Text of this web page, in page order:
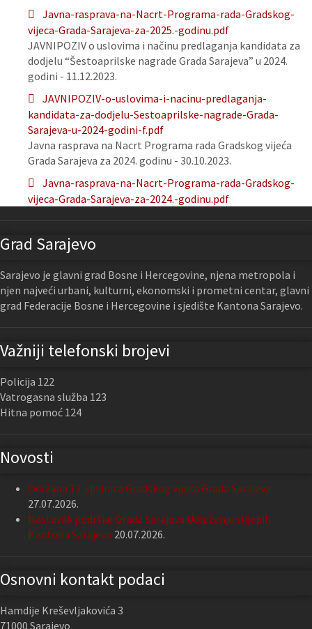
Javna-rasprava-na-Nacrt-Programa-rada-Gradskog-
vijeca-Grada-Sarajeva-za-2025.-godinu.pdf
JAVNIPOZIV o uslovima i načinu predlaganja kandidata za
dodjelu “Šestoaprilske nagrade Grada Sarajeva” u 2024.
godini - 11.12.2023.
JAVNIPOZIV-o-uslovima-i-nacinu-predlaganja-
kandidata-za-dodjelu-Sestoaprilske-nagrade-Grada-
Sarajeva-u-2024-godini-f.pdf
Javna rasprava na Nacrt Programa rada Gradskog vijeća
Grada Sarajeva za 2024. godinu - 30.10.2023.
Javna-rasprava-na-Nacrt-Programa-rada-Gradskog-
vijeca-Grada-Sarajeva-za-2024.-godinu.pdf
Grad Sarajevo
Sarajevo je glavni grad Bosne i Hercegovine, njena metropola i
njen najveći urbani, kulturni, ekonomski i prometni centar, glavni
grad Federacije Bosne i Hercegovine i sjedište Kantona Sarajevo.
Važniji telefonski brojevi
Policija 122
Vatrogasna služba 123
Hitna pomoć 124
Novosti
Održana 13. sjednica Gradskog vijeća Grada Sarajeva
27.07.2026.
Nastavak podrške Grada Sarajeva Udruženju slijepih
Kantona Sarajevo 20.07.2026.
Osnovni kontakt podaci
Hamdije Kreševljakovića 3
71000 Sarajevo